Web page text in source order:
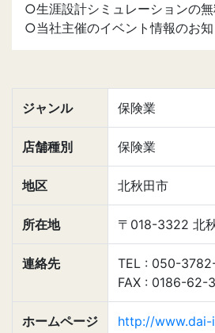
○生涯設計シミュレーションの
○当社主催のイベント情報のお
ジャンル 保険業
店舗種別 保険業
地区 北秋田市
所在地 〒018-3322 北
連絡先
TEL : 050-
FAX : 0186-62-
ホームページ http://